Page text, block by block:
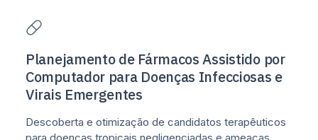
Planejamento de Fármacos Assistido por
Computador para Doenças Infecciosas e
Virais Emergentes
Descoberta e otimização de candidatos terapêuticos